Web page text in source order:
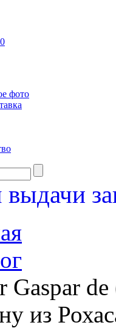
0
фото
Gaspar
из